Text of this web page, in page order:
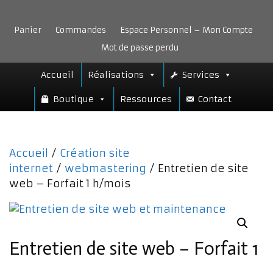
contenu
Panier Commandes
Espace Personnel – Mon Compte
Mot de passe perdu
Accueil Réalisations Services
Boutique Ressources Contact
Accueil / Création site
internet / webmastering / Entretien de site
web – Forfait 1 h/mois
Entretien de site web – Forfait 1